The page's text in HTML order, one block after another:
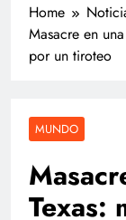
Home
Masacre en
por un tiroteo
MUNDO
Texas: